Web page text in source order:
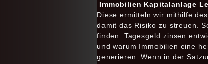
Immobilien Kapitalanlage
Diese ermitteln wir mithilfe
damit das Risiko zu streuen.
finden. Tagesgeld zinsen
und warum Immobilien eine
generieren. Wenn in der